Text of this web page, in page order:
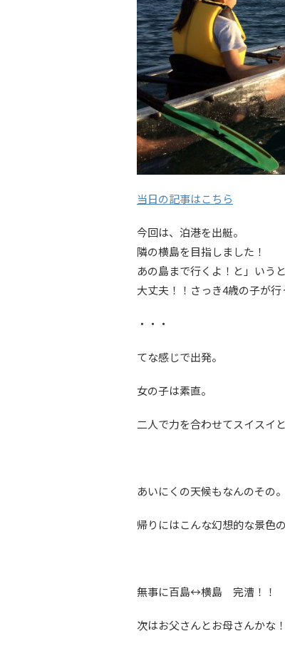
当日の記事はこちら
今回は、泊港を出艇。
隣の横島を目指しました！
あの島まで行くよ！と」いう
大丈夫！！さっき4歳の子が行
・・・
てな感じで出発。
女の子は素直。
二人で力を合わせてスイスイと
あいにくの天候もなんのその。
帰りにはこんな幻想的な景色
無事に百島↔横島 完漕！！
次はお父さんとお母さんかな！